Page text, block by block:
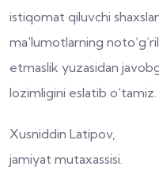
istiqomat qiluvchi
ma'lumotlarning
etmaslik yuzasidan
lozimligini eslatib o‘tamiz.
Xusniddin Latipov,
jamiyat mutaxassisi.